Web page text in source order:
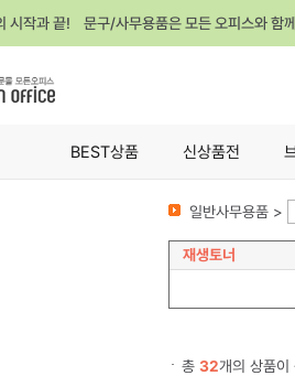
시작과 끝! 문구/사무용품은 모든 오피스와 함
BEST상품 신상품전
일반사무용품 >
재생토너
총 32개의 상품이